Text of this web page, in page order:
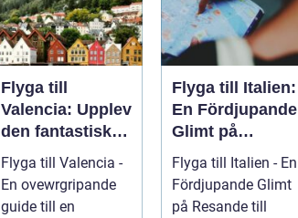
Flyga till
Valencia: Upplev
den fantastiska
staden
Flyga till Valencia -
En ovewrgripande
guide till en
Flyga till Italien:
En Fördjupande
Glimt på
Resande till
Italien
Flyga till Italien - En
Fördjupande Glimt
på Resande till